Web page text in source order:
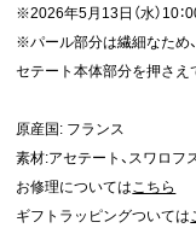
※2026年5月13日（水）10：
※パール部分は繊細なため
セテート本体部分を押さえ
原産国: フランス
素材:アセテート、スワロフ
お修理についてはこちら
ギフトラッピングついては